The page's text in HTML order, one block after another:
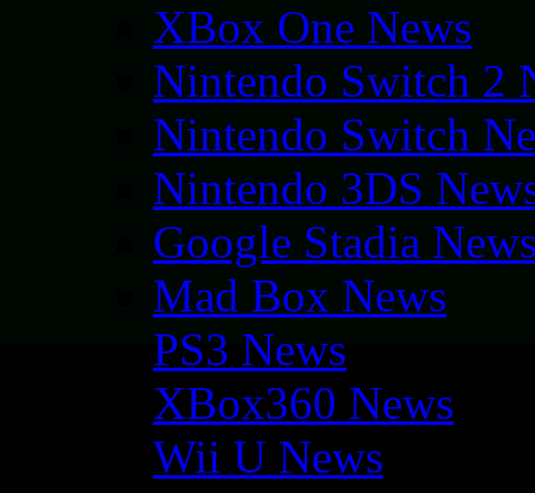
XBox One News
Nintendo Switch 2
Nintendo Switch
Nintendo 3DS
Google Stadia
Mad Box News
PS3 News
XBox360 News
Wii U News